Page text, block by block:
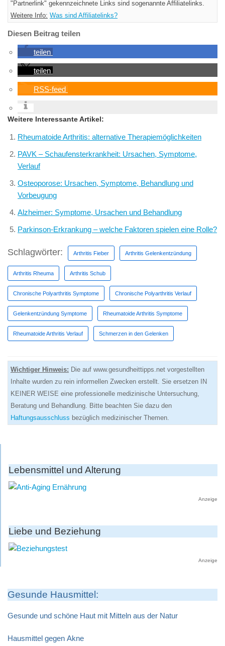
"Partnerlink" gekennzeichnete Links sind sogenannte Affiliatelinks.
Weitere Info: Was sind Affiliatelinks?
Diesen Beitrag teilen
teilen
teilen
RSS-feed
Weitere Interessante Artikel:
Rheumatoide Arthritis: alternative Therapiemöglichkeiten
PAVK – Schaufensterkrankheit: Ursachen, Symptome,
Verlauf
Osteoporose: Ursachen, Symptome, Behandlung und
Vorbeugung
Alzheimer: Symptome, Ursachen und Behandlung
Parkinson-Erkrankung – welche Faktoren spielen eine Rolle?
Schlagwörter: Arthritis Fieber Arthritis Gelenkentzündung
Arthritis Rheuma Arthritis Schub
Chronische Polyarthritis Symptome Chronische Polyarthritis Verlauf
Gelenkentzündung Symptome Rheumatoide Arthritis Symptome
Rheumatoide Arthritis Verlauf Schmerzen in den Gelenken
Wichtiger Hinweis: Die auf www.gesundheittipps.net vorgestellten
Inhalte wurden zu rein informellen Zwecken erstellt. Sie ersetzen IN
KEINER WEISE eine professionelle medizinische Untersuchung,
Beratung und Behandlung. Bitte beachten Sie dazu den
Haftungsausschluss bezüglich medizinischer Themen.
Lebensmittel und Alterung
Anzeige
Liebe und Beziehung
Anzeige
Gesunde Hausmittel:
Gesunde und schöne Haut mit Mitteln aus der Natur
Hausmittel gegen Akne